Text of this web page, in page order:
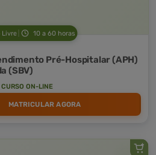
Livre 10 a 60 horas
Pré-Hospitalar (APH)
(SBV)
CURSO ON-LINE
MATRICULAR AGORA